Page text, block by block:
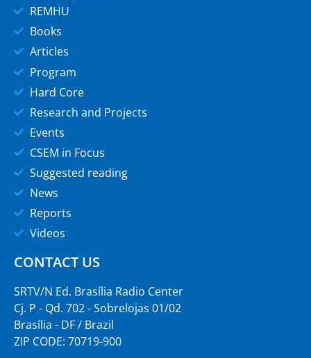
REMHU
Books
Articles
Program
Hard Core
Research and Projects
Events
CSEM in Focus
Suggested reading
News
Reports
Videos
CONTACT US
SRTV/N Ed. Brasília Radio Center
Cj. P - Qd. 702 - Sobrelojas 01/02
Brasília - DF / Brazil
ZIP CODE: 70719-900